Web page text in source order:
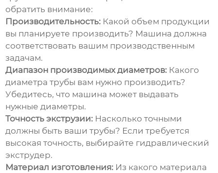
обратить внимание:
Производительность: Какой объем продукции
вы планируете производить? Машина должна
соответствовать вашим производственным
задачам.
Диапазон производимых диаметров: Какого
диаметра трубы вам нужно производить?
Убедитесь, что машина может выдавать
нужные диаметры.
Точность экструзии: Насколько точными
должны быть ваши трубы? Если требуется
высокая точность, выбирайте гидравлический
экструдер.
Материал изготовления: Из какого материала